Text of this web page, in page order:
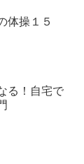
体操１５
る！自宅で